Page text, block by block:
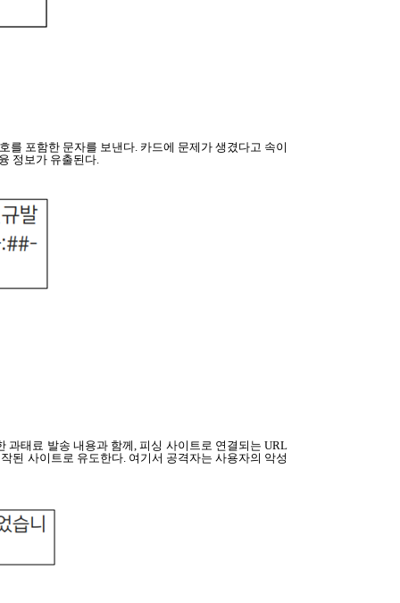
를 포함한 문자를 보낸다. 카드에 문제가 생겼다고 속이
정보가 유출된다.
과태료 발송 내용과 함께, 피싱 사이트로 연결되는 URL
된 사이트로 유도한다. 여기서 공격자는 사용자의 악성